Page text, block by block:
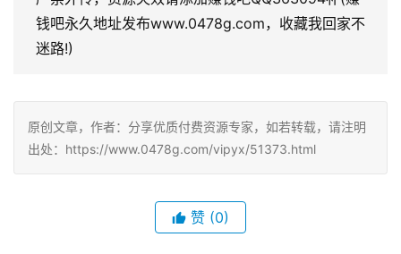
钱吧永久地址发布www.0478g.com，收藏我回家不
迷路!)
原创文章，作者：分享优质付费资源专家，如若转载，请注明
出处：https://www.0478g.com/vipyx/51373.html
赞 (0)